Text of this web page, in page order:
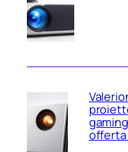
offerta